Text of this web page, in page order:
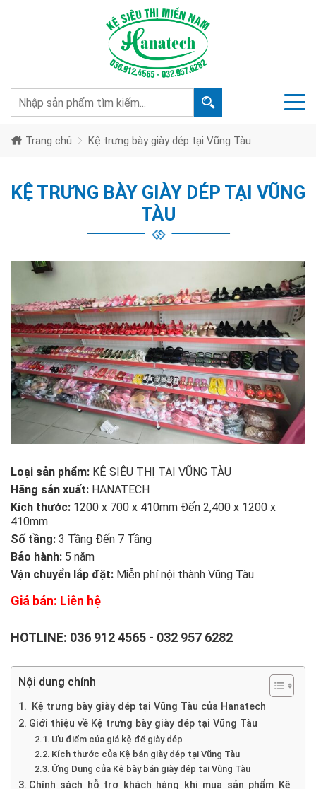
Trang chủ Kệ trưng bày giày dép tại Vũng Tàu
KỆ TRƯNG BÀY GIÀY DÉP TẠI VŨNG
TÀU
Loại sản phẩm: KỆ SIÊU THỊ TẠI VŨNG TÀU
Hãng sản xuất: HANATECH
Kích thước: 1200 x 700 x 410mm Đến 2,400 x 1200 x
410mm
Số tầng: 3 Tầng Đến 7 Tầng
Bảo hành: 5 năm
Vận chuyển lắp đặt: Miễn phí nội thành Vũng Tàu
Giá bán: Liên hệ
HOTLINE: 036 912 4565 - 032 957 6282
Nội dung chính
Kệ trưng bày giày dép tại Vũng Tàu của Hanatech
Giới thiệu về Kệ trưng bày giày dép tại Vũng Tàu
Ưu điểm của giá kệ để giày dép
Kích thước của Kệ bán giày dép tại Vũng Tàu
Ứng Dụng của Kệ bày bán giày dép tại Vũng Tàu
Chính sách hỗ trợ khách hàng khi mua sản phẩm Kệ